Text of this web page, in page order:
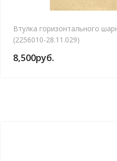
Втулка горизонтального
(2256010-28.11.029)
8,500руб.